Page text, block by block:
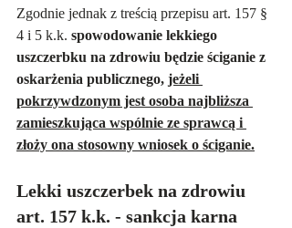
Zgodnie jednak z treścią przepisu art. 157 §
4 i 5 k.k. spowodowanie lekkiego
uszczerbku na zdrowiu będzie ściganie z
oskarżenia publicznego, jeżeli
pokrzywdzonym jest osoba najbliższa
zamieszkująca wspólnie ze sprawcą i
złoży ona stosowny wniosek o ściganie.
Lekki uszczerbek na zdrowiu
art. 157 k.k. - sankcja karna